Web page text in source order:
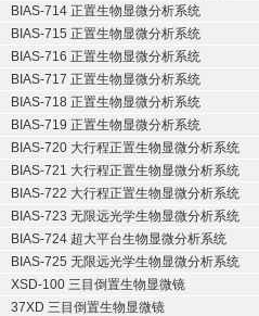
BIAS-714 正置生物显微分析系统
BIAS-715 正置生物显微分析系统
BIAS-716 正置生物显微分析系统
BIAS-717 正置生物显微分析系统
BIAS-718 正置生物显微分析系统
BIAS-719 正置生物显微分析系统
BIAS-720 大行程正置生物显微分析系统
BIAS-721 大行程正置生物显微分析系统
BIAS-722 大行程正置生物显微分析系统
BIAS-723 无限远光学生物显微分析系统
BIAS-724 超大平台生物显微分析系统
BIAS-725 无限远光学生物显微分析系统
XSD-100 三目倒置生物显微镜
37XD 三目倒置生物显微镜